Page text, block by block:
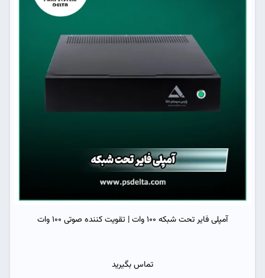
آمپلی فایر تحت شبکه 100 وات | تقویت کننده صوتی 100 وات
تماس بگیرید